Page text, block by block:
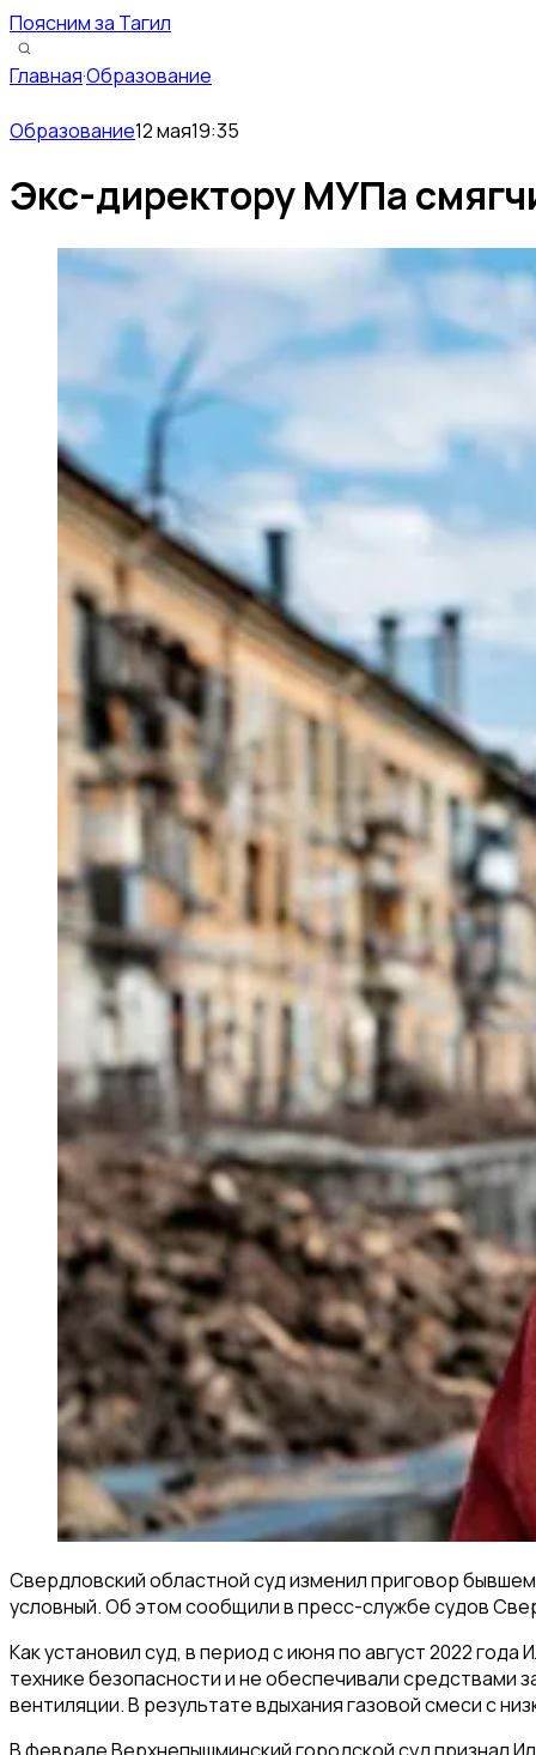
Поясним за Тагил
Главная·Образование
Образование12 мая19:35
Экс-директору МУПа
Свердловский областной суд изменил приговор
условный. Об этом сообщили в пресс-службе судов
Как установил суд, в период с июня по август 2022
технике безопасности и не обеспечивали средствами
вентиляции. В результате вдыхания газовой смеси с